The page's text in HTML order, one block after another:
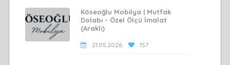
Köseoğlu Mobilya | Mutfak
Dolabı - Özel Ölçü İmalat
(Araklı)
21.05.2026 157